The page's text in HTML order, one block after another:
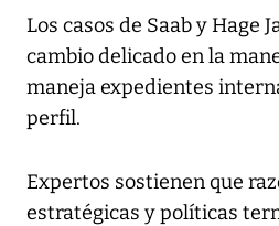
Los casos de Saab y Hage
cambio delicado en la
maneja expedientes
perfil.
Expertos sostienen que
estratégicas y políticas